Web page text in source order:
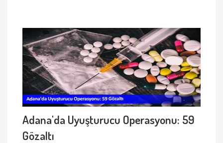
Adana'da Uyuşturucu Operasyonu: 59
Gözaltı